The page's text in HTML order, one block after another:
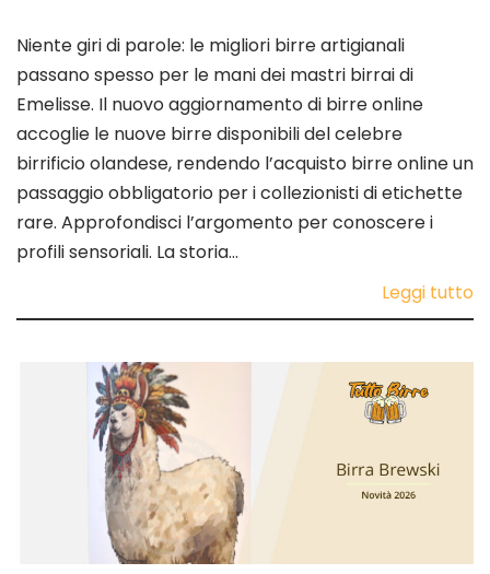
Niente giri di parole: le migliori birre artigianali
passano spesso per le mani dei mastri birrai di
Emelisse. Il nuovo aggiornamento di birre online
accoglie le nuove birre disponibili del celebre
birrificio olandese, rendendo l’acquisto birre online un
passaggio obbligatorio per i collezionisti di etichette
rare. Approfondisci l’argomento per conoscere i
profili sensoriali. La storia…
Leggi tutto